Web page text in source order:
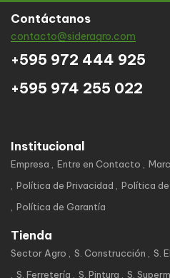
Contáctanos
contacto@sideragro.com
+595 972 444 925
+595 974 255 022
Institucional
Empresa Entre en Contacto
Política de Privacidad
Política
Política de Garantía
Tienda
Sector Agro S. Construcción
S.
S. Ferretería
S. Pintura S.